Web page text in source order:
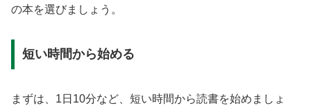
の本を選びましょう。
短い時間から始める
まずは、1日10分など、短い時間から読書を始めましょ